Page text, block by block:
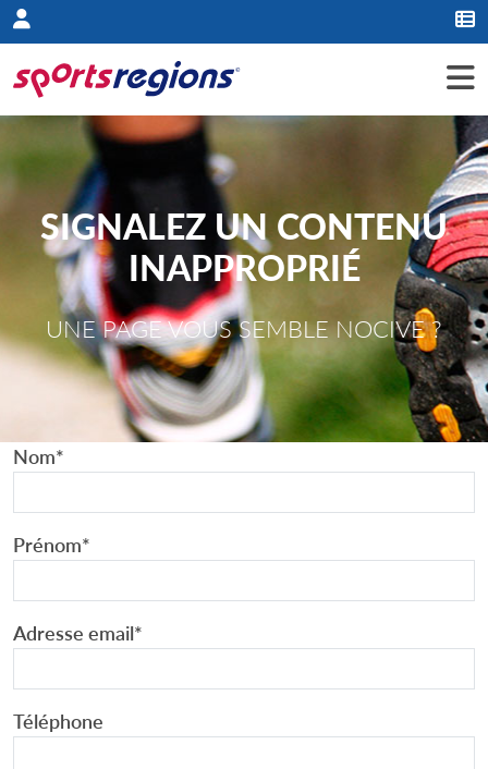
Panneau de gestion des cookies
SIGNALEZ UN CONTENU
INAPPROPRIÉ
UNE PAGE VOUS SEMBLE NOCIVE ?
Nom*
Prénom*
Adresse email*
Téléphone